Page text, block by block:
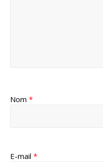
Nom *
E-mail *